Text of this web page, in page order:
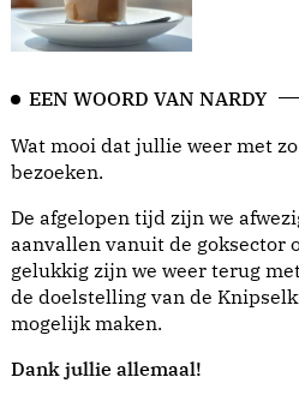
EEN WOORD VAN NARDY
Wat mooi dat jullie weer met
bezoeken.
De afgelopen tijd zijn we
aanvallen vanuit de goksector
gelukkig zijn we weer terug
de doelstelling van de
mogelijk maken.
Dank jullie allemaal!